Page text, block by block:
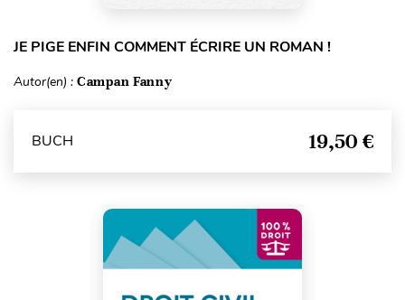
JE PIGE ENFIN COMMENT ÉCRIRE UN ROMAN !
Autor(en) : Campan Fanny
BUCH 19,50 €